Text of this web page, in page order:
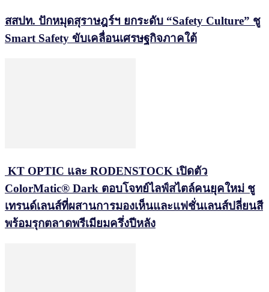
สสปท. ปักหมุดสุราษฎร์ฯ ยกระดับ “Safety Culture” ชู
Smart Safety ขับเคลื่อนเศรษฐกิจภาคใต้
KT OPTIC และ RODENSTOCK เปิดตัว
ColorMatic® Dark ตอบโจทย์ไลฟ์สไตล์คนยุคใหม่ ชู
เทรนด์เลนส์ที่ผสานการมองเห็นและแฟชั่นเลนส์ปลี่ยนสี
พร้อมรุกตลาดพรีเมียมครึ่งปีหลัง